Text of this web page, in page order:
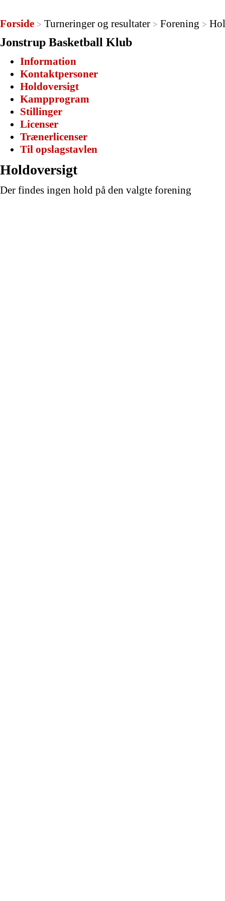
Forside > Turneringer og resultater > Forening >
Jonstrup Basketball Klub
Information
Kontaktpersoner
Holdoversigt
Kampprogram
Stillinger
Licenser
Trænerlicenser
Til opslagstavlen
Holdoversigt
Der findes ingen hold på den valgte forening